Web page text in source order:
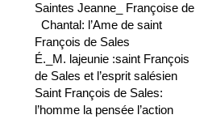
Saintes Jeanne_ Françoise de
Chantal: l’Ame de saint
François de Sales
É._M. lajeunie :saint François
de Sales et l’esprit salésien
Saint François de Sales:
l’homme la pensée l’action